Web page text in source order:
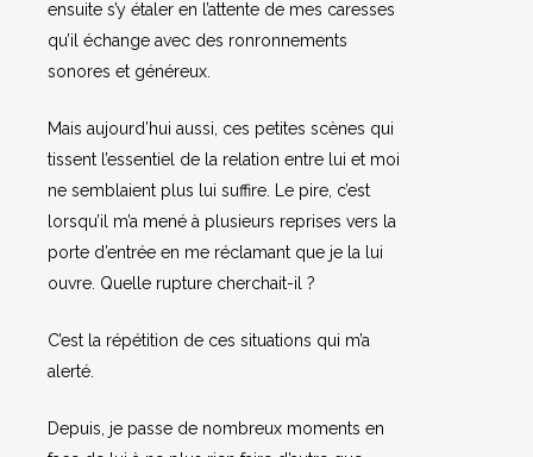
ensuite s’y étaler en l’attente de mes caresses
qu’il échange avec des ronronnements
sonores et généreux.
Mais aujourd’hui aussi, ces petites scènes qui
tissent l’essentiel de la relation entre lui et moi
ne semblaient plus lui suffire. Le pire, c’est
lorsqu’il m’a mené à plusieurs reprises vers la
porte d’entrée en me réclamant que je la lui
ouvre. Quelle rupture cherchait-il ?
C’est la répétition de ces situations qui m’a
alerté.
Depuis, je passe de nombreux moments en